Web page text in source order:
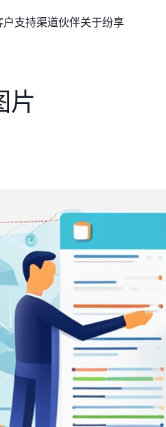
户支持渠道伙伴关于纷享
片